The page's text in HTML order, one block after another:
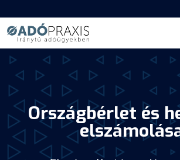
Országbérlet és